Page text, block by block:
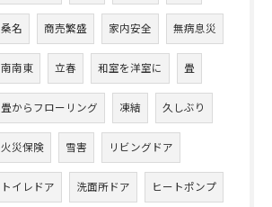
桑名 商売繁盛 家内安全 無病息災
南南東 立春 和室を洋室に 畳
畳からフローリング 凍結 久しぶり
火災保険 雪害 リビングドア
トイレドア 洗面所ドア ヒートポンプ